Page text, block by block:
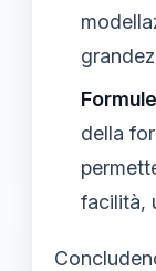
della
facilità,